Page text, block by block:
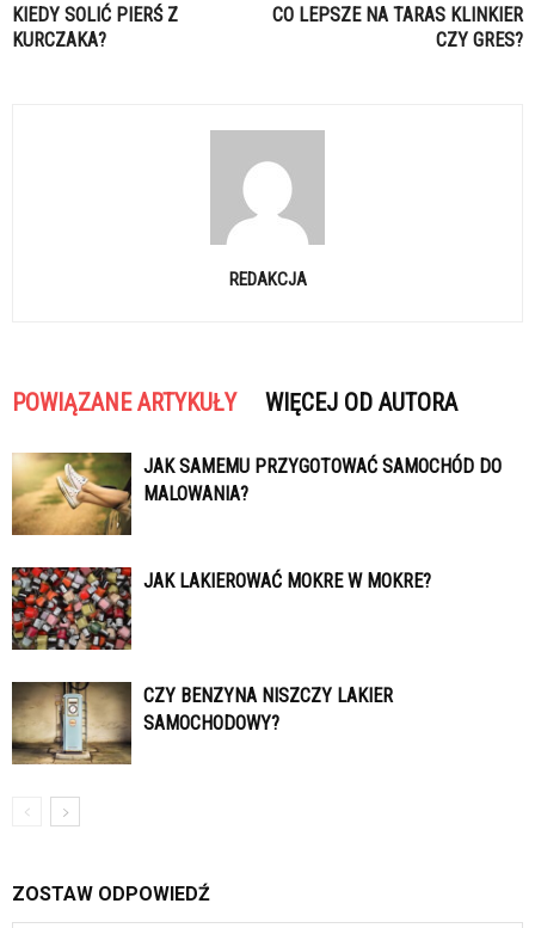
KIEDY SOLIĆ PIERŚ Z
KURCZAKA?
CO LEPSZE NA TARAS KLINKIER
CZY GRES?
REDAKCJA
POWIĄZANE ARTYKUŁY WIĘCEJ OD AUTORA
JAK SAMEMU PRZYGOTOWAĆ SAMOCHÓD DO
MALOWANIA?
JAK LAKIEROWAĆ MOKRE W MOKRE?
CZY BENZYNA NISZCZY LAKIER
SAMOCHODOWY?
ZOSTAW ODPOWIEDŹ